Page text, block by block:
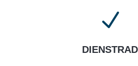
N
DIENSTRAD